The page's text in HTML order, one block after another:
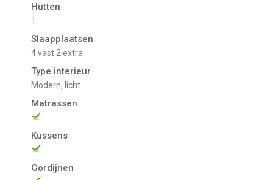
Hutten
1
Slaapplaatsen
4 vast 2 extra
Type interieur
Modern, licht
Matrassen
Kussens
Gordijnen